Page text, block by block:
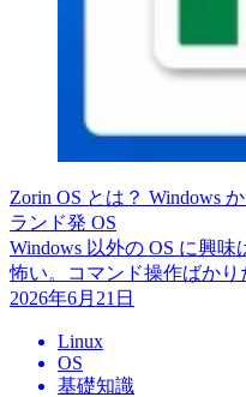
Zorin OS とは？ Windows
ランド発 OS
Windows 以外の OS に興
怖い。コマンド操作ばか
2026年6月21日
Linux
OS
基礎知識